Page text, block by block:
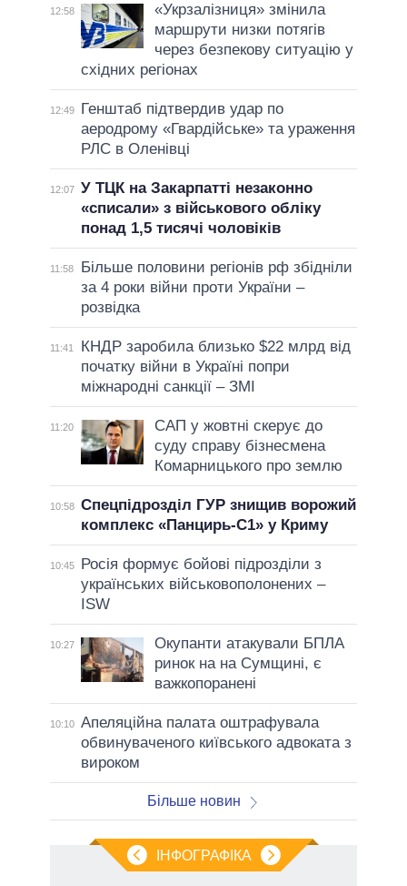
12:58
«Укрзалізниця» змінила
маршрути низки потягів
через безпекову ситуацію у
східних регіонах
12:49
Генштаб підтвердив удар по
аеродрому «Гвардійське» та ураження
РЛС в Оленівці
12:07 У ТЦК на Закарпатті незаконно
«списали» з військового обліку
понад 1,5 тисячі чоловіків
11:58
Більше половини регіонів рф збідніли
за 4 роки війни проти України –
розвідка
11:41
КНДР заробила близько $22 млрд від
початку війни в Україні попри
міжнародні санкції – ЗМІ
11:20
САП у жовтні скерує до
суду справу бізнесмена
Комарницького про землю
10:58 Спецпідрозділ ГУР знищив ворожий
комплекс «Панцирь-С1» у Криму
10:45
Росія формує бойові підрозділи з
українських військовополонених –
ISW
10:27
Окупанти атакували БПЛА
ринок на на Сумщині, є
важкопоранені
10:10 Апеляційна палата оштрафувала
обвинуваченого київського адвоката з
вироком
Більше новин
ІНФОГРАФІКА